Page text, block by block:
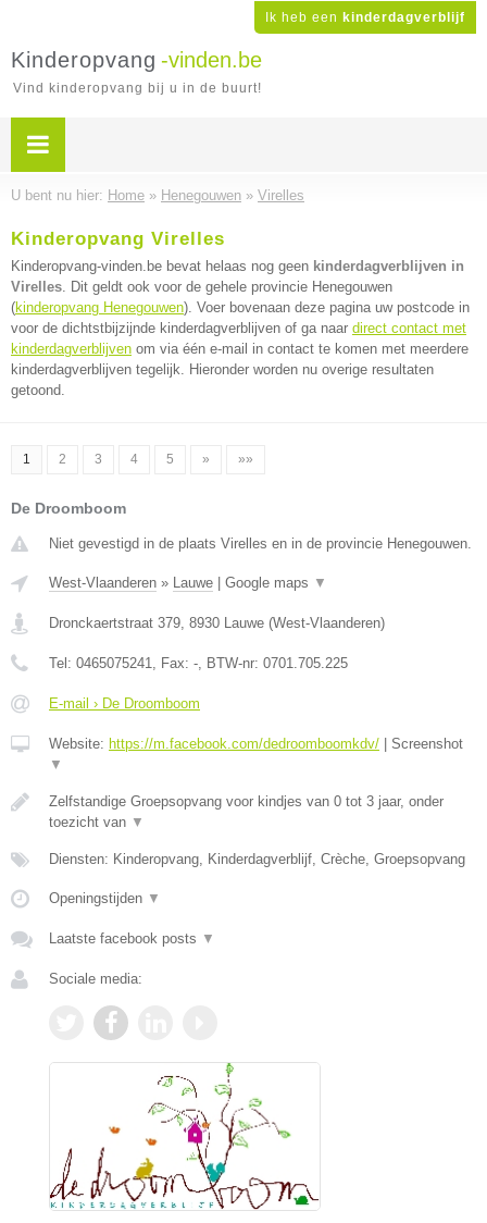
Ik heb een kinderdagverblijf
Kinderopvang -vinden.be
Vind kinderopvang bij u in de buurt!
U bent nu hier: Home » Henegouwen » Virelles
Kinderopvang Virelles
Kinderopvang-vinden.be bevat helaas nog geen kinderdagverblijven in
Virelles. Dit geldt ook voor de gehele provincie Henegouwen
(kinderopvang Henegouwen). Voer bovenaan deze pagina uw postcode in
voor de dichtstbijzijnde kinderdagverblijven of ga naar direct contact met
kinderdagverblijven om via één e-mail in contact te komen met meerdere
kinderdagverblijven tegelijk. Hieronder worden nu overige resultaten
getoond.
1 2 3 4 5 » »»
De Droomboom
Niet gevestigd in de plaats Virelles en in de provincie Henegouwen.
West-Vlaanderen » Lauwe Google maps ▼
Dronckaertstraat 379, 8930 Lauwe (West-Vlaanderen)
Tel: 0465075241, Fax: -, BTW-nr: 0701.705.225
E-mail › De Droomboom
Website: https://m.facebook.com/dedroomboomkdv/
Screenshot
▼
Zelfstandige Groepsopvang voor kindjes van 0 tot 3 jaar, onder
toezicht van ▼
Diensten: Kinderopvang, Kinderdagverblijf, Crèche, Groepsopvang
Openingstijden ▼
Laatste facebook posts ▼
Sociale media: